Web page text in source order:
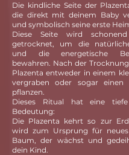
Die kindliche Seite der
die direkt mit deinem Baby
und symbolisch seine erste
Diese Seite wird
getrocknet, um die
und die energetische
bewahren. Nach der
Plazenta entweder in einem
vergraben oder sogar einen
pflanzen.
Dieses Ritual hat eine tiefe
Bedeutung:
Die Plazenta kehrt so zur
wird zum Ursprung für
Baum, der wächst und
dein Kind.